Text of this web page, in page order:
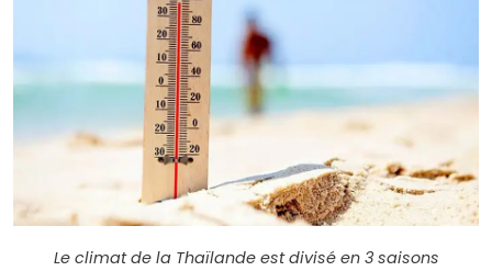
Le climat de la Thaïlande est divisé en 3 saisons